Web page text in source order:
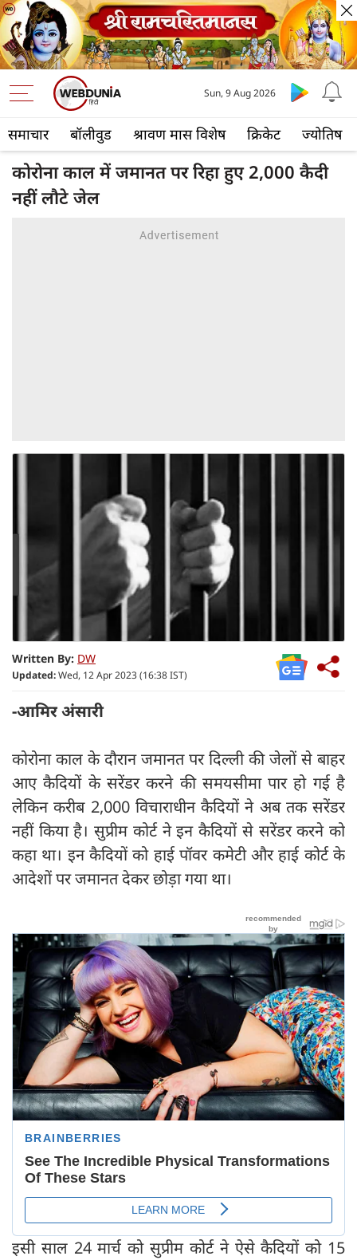
समाचार बॉलीवुड श्रावण मास विशेष क्रिकेट ज्योतिष
Sun, 9 Aug 2026
कोरोना काल में जमानत पर रिहा हुए 2,000 कैदी
नहीं लौटे जेल
Written By: DW
Updated:Wed, 12 Apr 2023 (16:38 IST)
-आमिर अंसारी
कोरोना काल के दौरान जमानत पर दिल्ली की जेलों से बाहर
आए कैदियों के सरेंडर करने की समयसीमा पार हो गई है
लेकिन करीब 2,000 विचाराधीन कैदियों ने अब तक सरेंडर
नहीं किया है। सुप्रीम कोर्ट ने इन कैदियों से सरेंडर करने को
कहा था। इन कैदियों को हाई पॉवर कमेटी और हाई कोर्ट के
आदेशों पर जमानत देकर छोड़ा गया था।
इसी साल 24 मार्च को सुप्रीम कोर्ट ने ऐसे कैदियों को 15